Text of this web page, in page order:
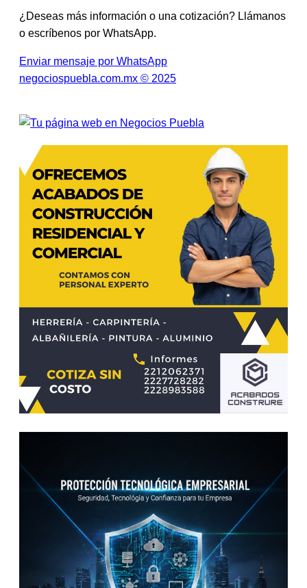
¿Deseas más información o una cotización? Llámanos
o escríbenos por WhatsApp.
Enviar mensaje por WhatsApp
negociospuebla.com.mx © 2025